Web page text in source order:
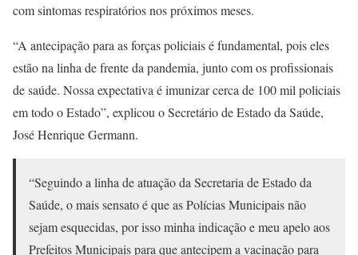
com sintomas respiratórios nos próximos meses.
“A antecipação para as forças policiais é fundamental, pois eles
estão na linha de frente da pandemia, junto com os profissionais
de saúde. Nossa expectativa é imunizar cerca de 100 mil policiais
em todo o Estado”, explicou o Secretário de Estado da Saúde,
José Henrique Germann.
“Seguindo a linha de atuação da Secretaria de Estado da
Saúde, o mais sensato é que as Polícias Municipais não
sejam esquecidas, por isso minha indicação e meu apelo aos
Prefeitos Municipais para que antecipem a vacinação para